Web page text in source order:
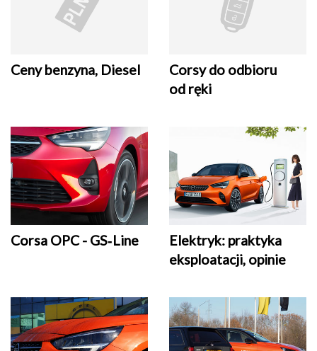
Ceny benzyna, Diesel
Corsy do odbioru
od ręki
Corsa OPC - GS‑Line
Elektryk: praktyka
eksploatacji, opinie